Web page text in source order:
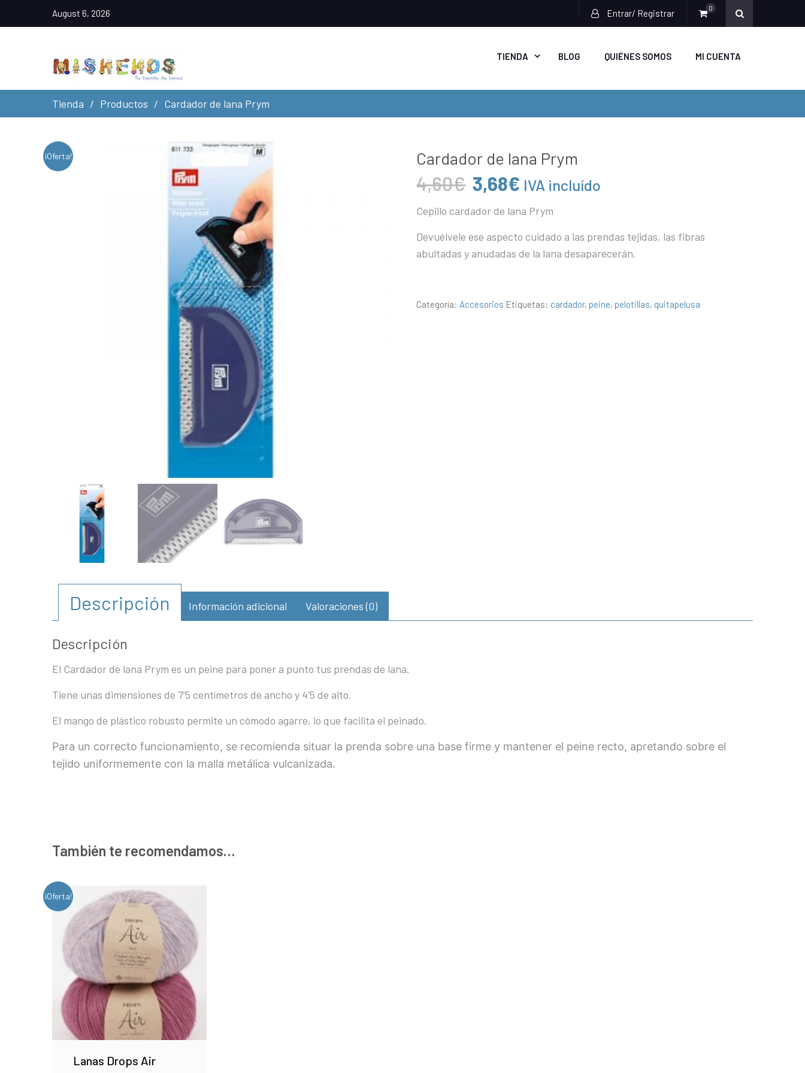
August 6, 2026 Entrar/ Registrar 0
TIENDA BLOG QUIÉNES SOMOS MI CUENTA
Tienda Productos Cardador de lana Prym
¡Oferta! Cardador de lana Prym
4,60€ El
precio
original
era:
4,60€.
3,68€ El
actual
es:
3,68€.
IVA incluído
Cepillo cardador de lana Prym
Devuélvele ese aspecto cuidado a las prendas tejidas, las fibras
abultadas y anudadas de la lana desaparecerán.
Categoría: Accesorios Etiquetas: cardador,peine,pelotillas, quitapelusa
Descripción Información adicional Valoraciones (0)
Descripción
El Cardador de lana Prym es un peine para poner a punto tus prendas de lana.
Tiene unas dimensiones de 7’5 centímetros de ancho y 4’5 de alto.
El mango de plástico robusto permite un cómodo agarre, lo que facilita el peinado.
Para un correcto funcionamiento, se recomienda situar la prenda sobre una base firme y mantener el peine recto, apretando sobre el
tejido uniformemente con la malla metálica vulcanizada.
También te recomendamos…
¡Oferta!
Lanas Drops Air